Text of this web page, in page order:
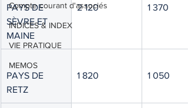
Compte courant d'associés
INDICES & INDEX
VIE PRATIQUE
MEMOS
PAYS DE
SÈVRE ET
MAINE
2 120 1 370
PAYS DE
RETZ
1 820 1 050